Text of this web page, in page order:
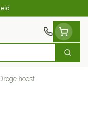
Zoek
Droge hoest